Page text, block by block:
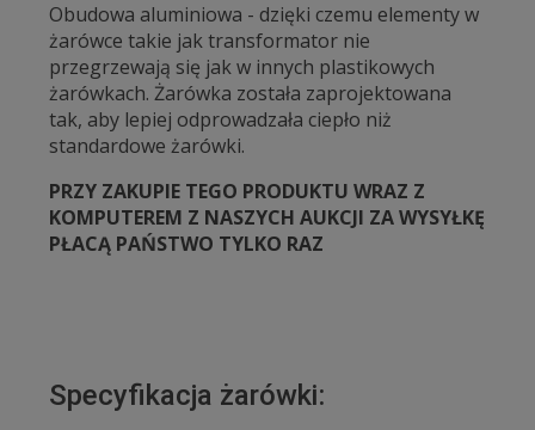
Obudowa aluminiowa - dzięki czemu elementy w
żarówce takie jak transformator nie
przegrzewają się jak w innych plastikowych
żarówkach. Żarówka została zaprojektowana
tak, aby lepiej odprowadzała ciepło niż
standardowe żarówki.
PRZY ZAKUPIE TEGO PRODUKTU WRAZ Z
KOMPUTEREM Z NASZYCH AUKCJI ZA WYSYŁKĘ
PŁACĄ PAŃSTWO TYLKO RAZ
Specyfikacja żarówki: